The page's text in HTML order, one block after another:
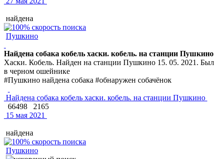
найдена
Пушкино
Найдена собака кобель хаски. кобель. на станции Пушкино
Хаски. Кобель. Найден на станции Пушкино 15. 05. 2021. Был
в черном ошейнике
#Пушкино найдена собака #обнаружен собачёнок
Найдена собака кобель хаски. кобель. на станции Пушкино
66498
2165
15 мая 2021
найдена
Пушкино